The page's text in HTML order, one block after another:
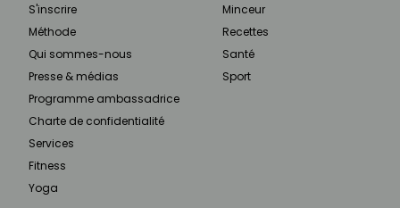
S'inscrire
Méthode
Qui sommes-nous
Presse & médias
Programme ambassadrice
Charte de confidentialité
Services
Fitness
Yoga
Minceur
Recettes
Santé
Sport